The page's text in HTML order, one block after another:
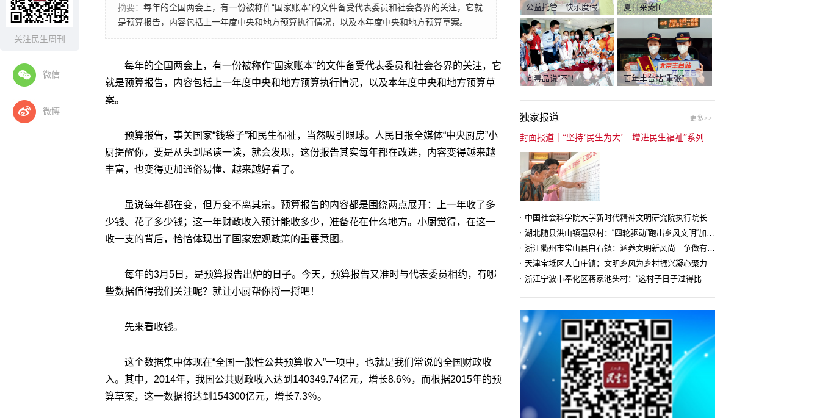
关注民生周刊
微信
微博
摘要： 每年的全国两会上，有一份被称作“国家账本”的文件备受代表委员和社会各界的关注，它就
是预算报告，内容包括上一年度中央和地方预算执行情况，以及本年度中央和地方预算草案。
每年的全国两会上，有一份被称作“国家账本”的文件备受代表委员和社会各界的关注，它
就是预算报告，内容包括上一年度中央和地方预算执行情况，以及本年度中央和地方预算草
案。
预算报告，事关国家“钱袋子”和民生福祉，当然吸引眼球。人民日报全媒体“中央厨房”小
厨提醒你，要是从头到尾读一读，就会发现，这份报告其实每年都在改进，内容变得越来越
丰富，也变得更加通俗易懂、越来越好看了。
虽说每年都在变，但万变不离其宗。预算报告的内容都是围绕两点展开：上一年收了多
少钱、花了多少钱；这一年财政收入预计能收多少，准备花在什么地方。小厨觉得，在这一
收一支的背后，恰恰体现出了国家宏观政策的重要意图。
每年的3月5日，是预算报告出炉的日子。今天，预算报告又准时与代表委员相约，有哪
些数据值得我们关注呢？就让小厨帮你捋一捋吧！
先来看收钱。
这个数据集中体现在“全国一般性公共预算收入”一项中，也就是我们常说的全国财政收
入。其中，2014年，我国公共财政收入达到140349.74亿元，增长8.6％，而根据2015年的预
算草案，这一数据将达到154300亿元，增长7.3％。
公益托管 快乐度假 夏日采菱忙
向毒品说“不”！ 百年丰台站“重张”
独家报道 更多>>
中国社会科学院大学新时代精神文明研究院执行院长王维国：文明村镇创建为乡村注入持久发展动力
湖北随县洪山镇温泉村：“四轮驱动”跑出乡风文明“加速度”
浙江衢州市常山县白石镇：涵养文明新风尚 争做有礼白石人
天津宝坻区大白庄镇：文明乡风为乡村振兴凝心聚力
浙江宁波市奉化区蒋家池头村：“这村子日子过得比城里还舒心”